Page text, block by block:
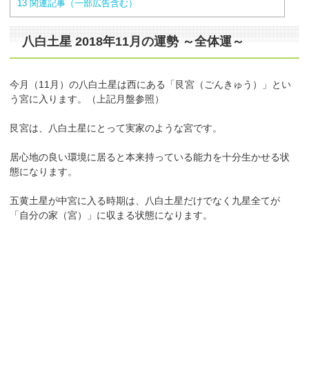
13 関連記事（一部広告含む）
八白土星 2018年11月の運勢 ～全体運～
今月（11月）の八白土星は西にある「艮宮（ごんきゅう）」とい
う宮に入ります。（上記月盤参照）
艮宮は、八白土星にとって実家のような宮です。
居心地の良い環境に居ると本来持っている能力を十分生かせる状
態になります。
五黄土星が中宮に入る時期は、八白土星だけでなく九星全てが
「自分の家（宮）」に収まる状態になります。